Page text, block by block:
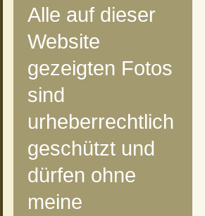
Alle auf dieser
Website
gezeigten Fotos
sind
urheberrechtlich
geschützt und
dürfen ohne
meine